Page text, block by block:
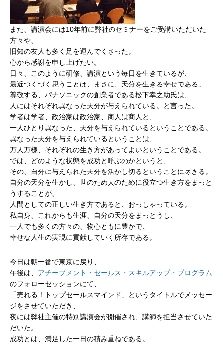
また、講演会には10年前に弊社のセミナーをご受講いただいた
方々や、
旧知の友人も多く足を運んでくさった。
心から感謝を申し上げたい。
日々、このように研修、講演という毎日を生きているが、
最近つくづく思うことは、まさに、天分を生きる幸せである。
尊敬する、パナソニックの創業者である松下幸之助氏は、
人にはそれぞれ異なった天分が与えられている。と言った。
学者は学者、政治家は政治家、商人は商人と、
一人ひとり異なった、天分を与えられているということである。
異なった天分を与えられているということは、
万人万様、それぞれの生き方があってよいということである。
では、どのような状態を成功と呼ぶのかというと、
その、自分に与えられた天分を活かし切るということに尽きる。
自分の天分を生かし、世のため人のために役立つ生き方をまっと
うすることが、
人間としての正しい生き方であると、おっしゃっている。
私自身、これからも生涯、自分の天分をまっとうし、
一人でも多くの方々の、物心ともに豊かで、
幸せな人生の実現に貢献していく所存である。
今日は朝一番で東京に戻り、
午後は、 アチーブメント・セールス・スキルアップ・プログラム
のフォローセッションにて、
「売れる！トップセールスマインド」というタイトルでメッセー
ジをさせていただき、
夜には弊社主催の特別講演会が開催され、講師を担当させていた
だいた。
成功とは、満足した一日の積み重ねである。